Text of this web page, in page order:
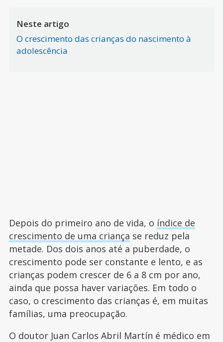
Neste artigo
O crescimento das crianças do nascimento à
adolescência
Depois do primeiro ano de vida, o índice de
crescimento de uma criança se reduz pela
metade. Dos dois anos até a puberdade, o
crescimento pode ser constante e lento, e as
crianças podem crescer de 6 a 8 cm por ano,
ainda que possa haver variações. Em todo o
caso, o crescimento das crianças é, em muitas
famílias, uma preocupação.
O doutor Juan Carlos Abril Martín é médico em